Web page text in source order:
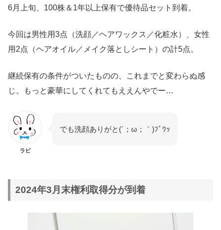
6月上旬、100株＆1年以上保有で優待品セット到着。
今回は男性用3点（洗顔／ヘアワックス／化粧水）、女性
用2点（ヘアオイル／メイク落としシート）の計5点。
継続保有の条件がついたものの、これまでと変わらぬ感
じ。もっと豪華にしてくれてもええんやでー…
ラビ
でも洗顔ありがと(´；ω；｀)ﾌﾞﾜｯ
2024年3月末権利取得分が到着